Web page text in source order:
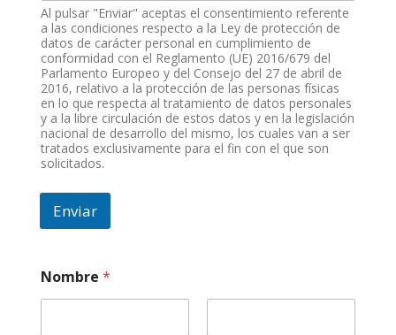
Al pulsar "Enviar" aceptas el consentimiento referente
a las condiciones respecto a la Ley de protección de
datos de carácter personal en cumplimiento de
conformidad con el Reglamento (UE) 2016/679 del
Parlamento Europeo y del Consejo del 27 de abril de
2016, relativo a la protección de las personas físicas
en lo que respecta al tratamiento de datos personales
y a la libre circulación de estos datos y en la legislación
nacional de desarrollo del mismo, los cuales van a ser
tratados exclusivamente para el fin con el que son
solicitados.
Enviar
ñ
o
d
Nombre *